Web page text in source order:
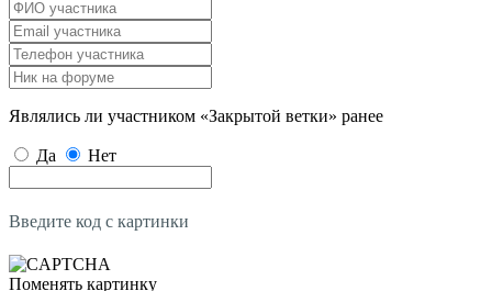
Являлись ли участником «Закрытой ветки» ранее
Да Нет
Введите код с картинки
Поменять картинку